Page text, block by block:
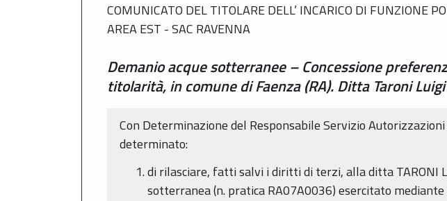
COMUNICATO DEL TITOLARE DELL’ INCARICO DI FUNZIONE
AREA EST - SAC RAVENNA
Demanio acque sotterranee – Concessione
titolarità, in comune di Faenza (RA). Ditta Taroni
Con Determinazione del Responsabile Servizio
determinato:
di rilasciare, fatti salvi i diritti di terzi, alla ditta TARONI
sotterranea (n. pratica RA07A0036) esercitato